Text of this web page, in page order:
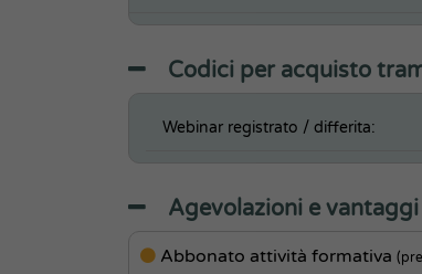
Codici per acquisto
Webinar registrato / differita:
Agevolazioni e vantaggi
Abbonato attività formativa